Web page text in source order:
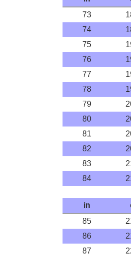
73
74
75
76
77
78
79
80
81
82
83
84
in
85
86
87